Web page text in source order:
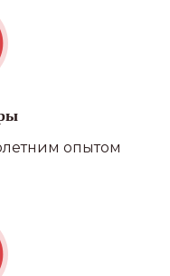
опытом